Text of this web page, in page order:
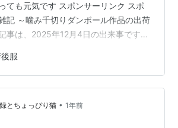
ても元気です スポンサーリンク スポ
記 ～噛み千切りダンボール作品の出荷
事は、2025年12月4日の出来事です。
は全く気にしていないようです。 きな
うで、普通に過ごしています。 新しく
箱の上に乗っています。 ちょうど良さ
。 それは・・・何？ きなこの様子が
す。 ・・・首回りのそれは何です
服
とちょっぴり猫 • 1年前